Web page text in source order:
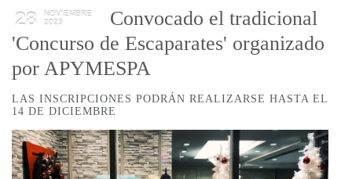
28
NOVIEMBRE
2023
Convocado el tradicional
'Concurso de Escaparates' organizado
por APYMESPA
LAS INSCRIPCIONES PODRÁN REALIZARSE HASTA EL
14 DE DICIEMBRE